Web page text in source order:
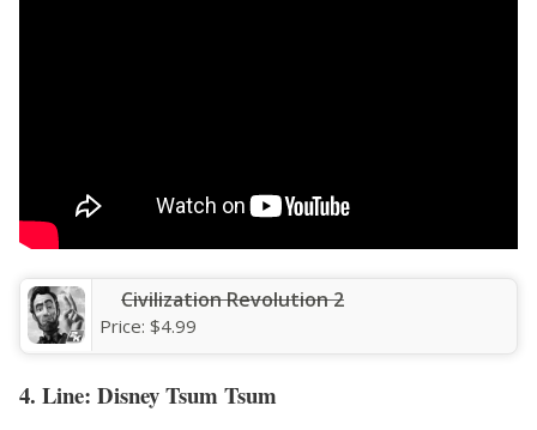
‎Civilization Revolution 2
Price: $4.99
4. Line: Disney Tsum Tsum